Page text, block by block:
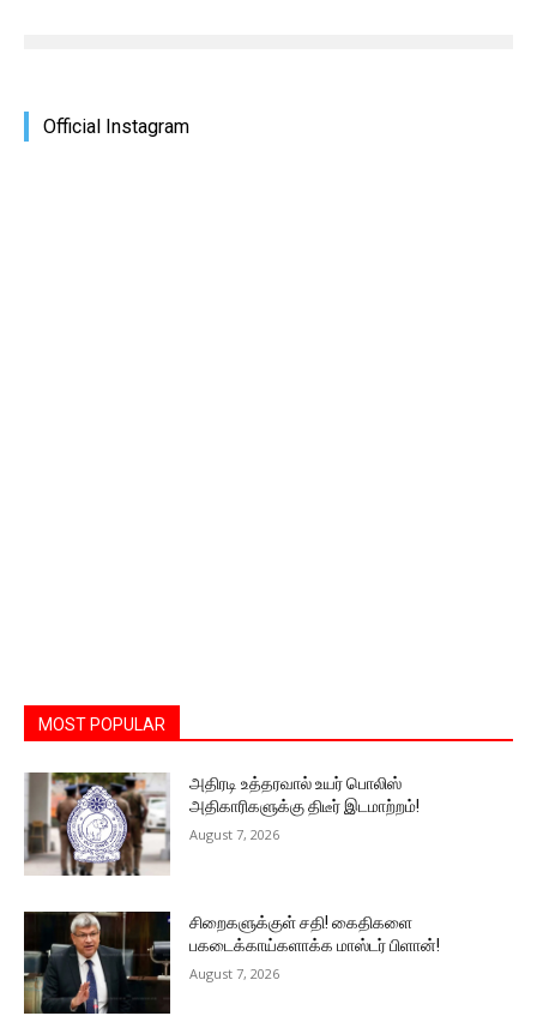
Official Instagram
MOST POPULAR
அதிரடி உத்தரவால் உயர் பொலிஸ்
அதிகாரிகளுக்கு திடீர் இடமாற்றம்!
August 7, 2026
சிறைகளுக்குள் சதி! கைதிகளை
பகடைக்காய்களாக்க மாஸ்டர் பிளான்!
August 7, 2026